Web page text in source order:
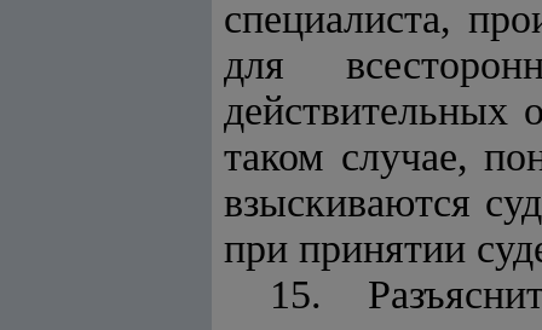
специалиста,
для
действительных
таком случае,
взыскиваются
при принятии
15.